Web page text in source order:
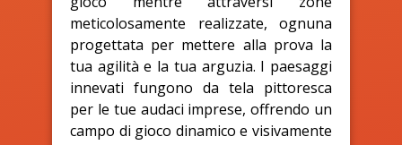
meticolosamente realizzate, ognuna
progettata per mettere alla prova la
tua agilità e la tua arguzia. I paesaggi
innevati fungono da tela pittoresca
per le tue audaci imprese, offrendo un
campo di gioco dinamico e visivamente